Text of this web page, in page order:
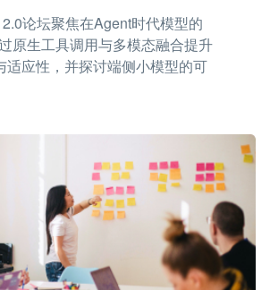
论坛聚焦在Agent时代模型的
原生工具调用与多模态融合提升
适应性，并探讨端侧小模型的可